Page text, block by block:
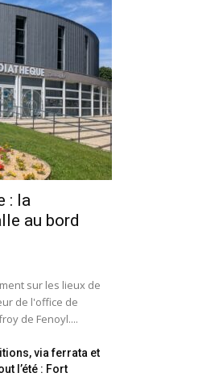
: la
au bord
sur les lieux de
de l'office de
de Fenoyl....
via ferrata et
l’été : Fort